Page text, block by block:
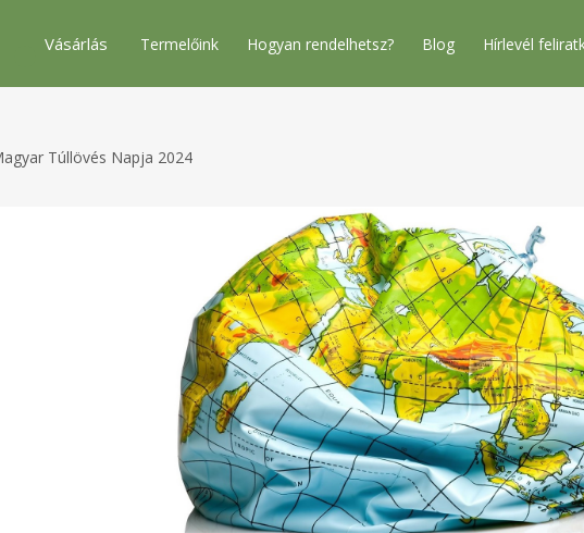
Vásárlás Termelőink Hogyan rendelhetsz? Blog Hírlevél
Túllövés Napja 2024